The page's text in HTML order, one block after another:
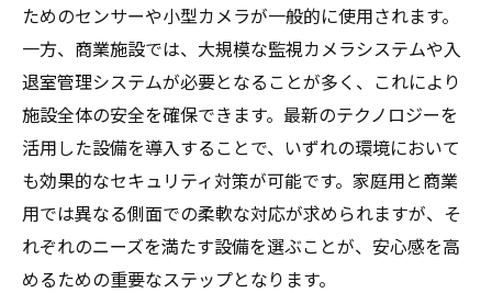
ためのセンサーや小型カメラが一般的に使用されます。
一方、商業施設では、大規模な監視カメラシステムや入
退室管理システムが必要となることが多く、これにより
施設全体の安全を確保できます。最新のテクノロジーを
活用した設備を導入することで、いずれの環境において
も効果的なセキュリティ対策が可能です。家庭用と商業
用では異なる側面での柔軟な対応が求められますが、そ
れぞれのニーズを満たす設備を選ぶことが、安心感を高
めるための重要なステップとなります。